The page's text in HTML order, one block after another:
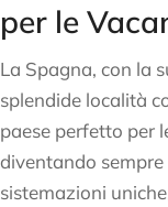
per le
La Spagna, con la
splendide località
paese perfetto per
diventando
sistemazioni